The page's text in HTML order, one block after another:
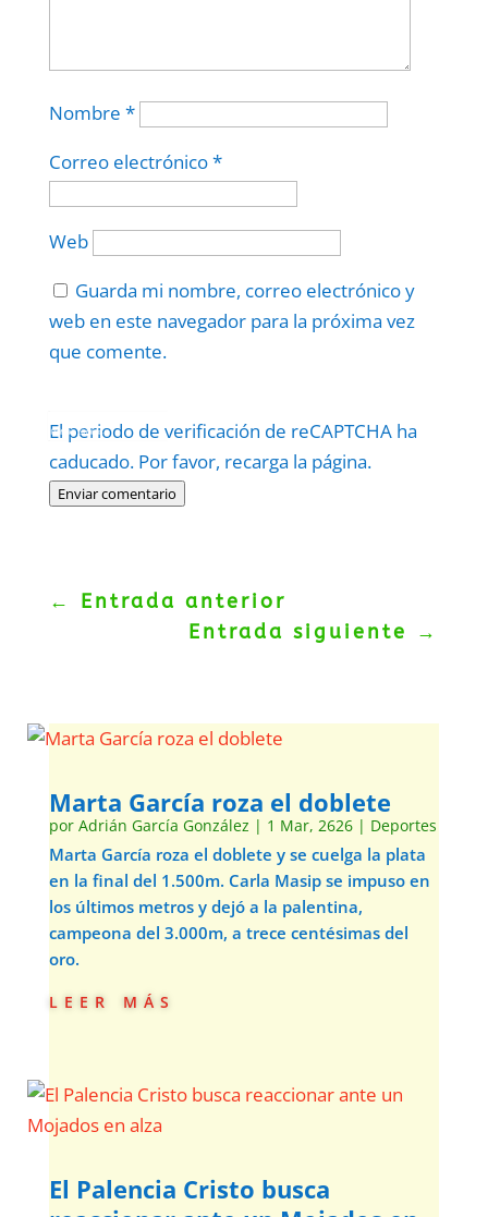
Nombre *
Correo electrónico*
Web
Guarda mi nombre, correo electrónico y
web en este navegador para la próxima vez
que comente.
El periodo de verificación de reCAPTCHA ha
caducado. Por favor, recarga la página.
Enviar comentario
Politica–Términos.
← Entrada anterior
Entrada siguiente
→
Marta García roza el doblete
por Adrián García González | 1 Mar, 2626| Deportes
Marta García roza el doblete y se cuelga la plata
en la final del 1.500m. Carla Masip se impuso en
los últimos metros y dejó a la palentina,
campeona del 3.000m, a trece centésimas del
oro.
leer más
El Palencia Cristo busca